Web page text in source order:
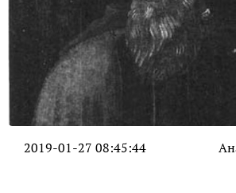
2019-01-27 08:45:44